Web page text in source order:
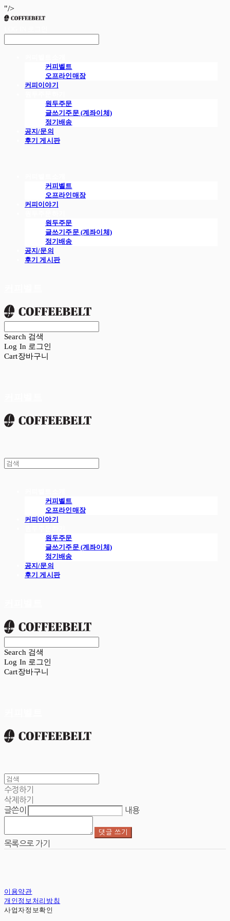
"/>
커피벨트
오프라인매장
커피이야기
원두주문
글쓰기주문 (계좌이체)
정기배송
공지/문의
후기 게시판
커피벨트
오프라인매장
커피이야기
원두주문
글쓰기주문 (계좌이체)
정기배송
공지/문의
후기 게시판
Search 검색
Log In 로그인
Cart장바구니
커피벨트
오프라인매장
커피이야기
원두주문
글쓰기주문 (계좌이체)
정기배송
공지/문의
후기 게시판
Search 검색
Log In 로그인
Cart장바구니
수정하기
삭제하기
글쓴이
내용
댓글 쓰기
목록으로 가기
이용약관
개인정보처리방침
사업자정보확인